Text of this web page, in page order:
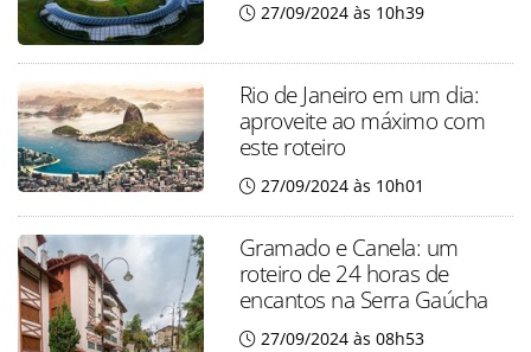
27/09/2024 às 10h39
Rio de Janeiro em um dia:
aproveite ao máximo com
este roteiro
27/09/2024 às 10h01
Gramado e Canela: um
roteiro de 24 horas de
encantos na Serra Gaúcha
27/09/2024 às 08h53